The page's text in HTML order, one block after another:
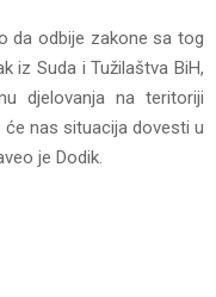
da odbije zakone sa tog
iz Suda i Tužilaštva BiH,
djelovanja na teritoriji
nas situacija dovesti u
je Dodik.